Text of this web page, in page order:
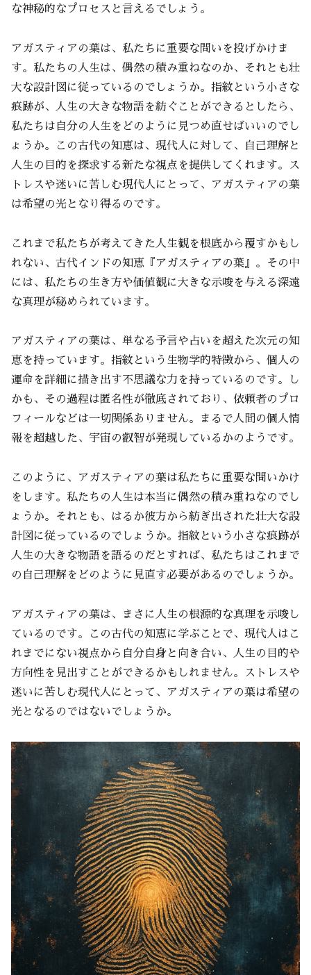
な神秘的なプロセスと言えるでしょう。
アガスティアの葉は、私たちに重要な問いを投げかけま
す。私たちの人生は、偶然の積み重ねなのか、それとも壮
大な設計図に従っているのでしょうか。指紋という小さな
痕跡が、人生の大きな物語を紡ぐことができるとしたら、
私たちは自分の人生をどのように見つめ直せばいいのでし
ょうか。この古代の知恵は、現代人に対して、自己理解と
人生の目的を探求する新たな視点を提供してくれます。ス
トレスや迷いに苦しむ現代人にとって、アガスティアの葉
は希望の光となり得るのです。
これまで私たちが考えてきた人生観を根底から覆すかもし
れない、古代インドの知恵『アガスティアの葉』。その中
には、私たちの生き方や価値観に大きな示唆を与える深遠
な真理が秘められています。
アガスティアの葉は、単なる予言や占いを超えた次元の知
恵を持っています。指紋という生物学的特徴から、個人の
運命を詳細に描き出す不思議な力を持っているのです。し
かも、その過程は匿名性が徹底されており、依頼者のプロ
フィールなどは一切関係ありません。まるで人間の個人情
報を超越した、宇宙の叡智が発現しているかのようです。
このように、アガスティアの葉は私たちに重要な問いかけ
をします。私たちの人生は本当に偶然の積み重ねなのでし
ょうか。それとも、はるか彼方から紡ぎ出された壮大な設
計図に従っているのでしょうか。指紋という小さな痕跡が
人生の大きな物語を語るのだとすれば、私たちはこれまで
の自己理解をどのように見直す必要があるのでしょうか。
アガスティアの葉は、まさに人生の根源的な真理を示唆し
ているのです。この古代の知恵に学ぶことで、現代人はこ
れまでにない視点から自分自身と向き合い、人生の目的や
方向性を見出すことができるかもしれません。ストレスや
迷いに苦しむ現代人にとって、アガスティアの葉は希望の
光となるのではないでしょうか。